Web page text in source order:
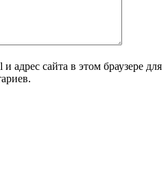
адрес сайта в этом браузере для